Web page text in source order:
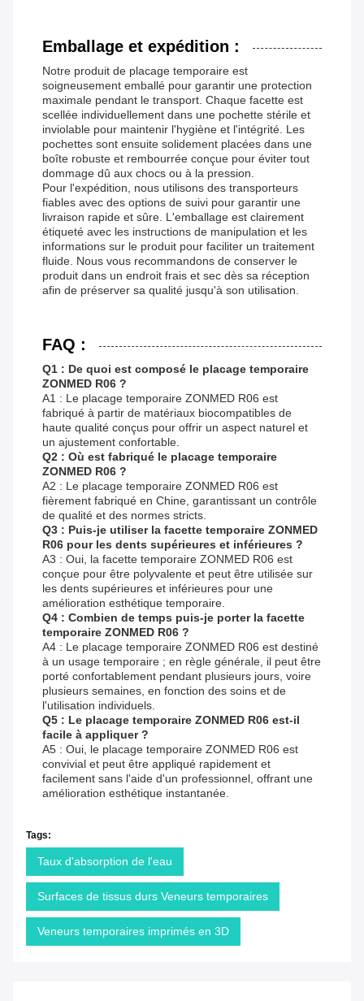
Emballage et expédition :
Notre produit de placage temporaire est
soigneusement emballé pour garantir une protection
maximale pendant le transport. Chaque facette est
scellée individuellement dans une pochette stérile et
inviolable pour maintenir l'hygiène et l'intégrité. Les
pochettes sont ensuite solidement placées dans une
boîte robuste et rembourrée conçue pour éviter tout
dommage dû aux chocs ou à la pression.
Pour l'expédition, nous utilisons des transporteurs
fiables avec des options de suivi pour garantir une
livraison rapide et sûre. L'emballage est clairement
étiqueté avec les instructions de manipulation et les
informations sur le produit pour faciliter un traitement
fluide. Nous vous recommandons de conserver le
produit dans un endroit frais et sec dès sa réception
afin de préserver sa qualité jusqu'à son utilisation.
FAQ :
Q1 : De quoi est composé le placage temporaire
ZONMED R06 ?
A1 : Le placage temporaire ZONMED R06 est
fabriqué à partir de matériaux biocompatibles de
haute qualité conçus pour offrir un aspect naturel et
un ajustement confortable.
Q2 : Où est fabriqué le placage temporaire
ZONMED R06 ?
A2 : Le placage temporaire ZONMED R06 est
fièrement fabriqué en Chine, garantissant un contrôle
de qualité et des normes stricts.
Q3 : Puis-je utiliser la facette temporaire ZONMED
R06 pour les dents supérieures et inférieures ?
A3 : Oui, la facette temporaire ZONMED R06 est
conçue pour être polyvalente et peut être utilisée sur
les dents supérieures et inférieures pour une
amélioration esthétique temporaire.
Q4 : Combien de temps puis-je porter la facette
temporaire ZONMED R06 ?
A4 : Le placage temporaire ZONMED R06 est destiné
à un usage temporaire ; en règle générale, il peut être
porté confortablement pendant plusieurs jours, voire
plusieurs semaines, en fonction des soins et de
l'utilisation individuels.
Q5 : Le placage temporaire ZONMED R06 est-il
facile à appliquer ?
A5 : Oui, le placage temporaire ZONMED R06 est
convivial et peut être appliqué rapidement et
facilement sans l'aide d'un professionnel, offrant une
amélioration esthétique instantanée.
Tags:
Taux d'absorption de l'eau
Surfaces de tissus durs Veneurs temporaires
Veneurs temporaires imprimés en 3D